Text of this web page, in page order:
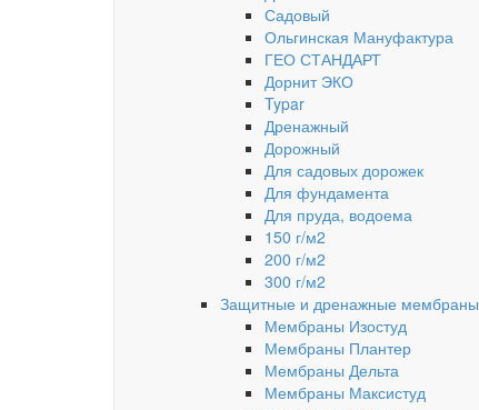
Садовый
Ольгинская Мануфактура
ГЕО СТАНДАРТ
Дорнит ЭКО
Typar
Дренажный
Дорожный
Для садовых дорожек
Для фундамента
Для пруда, водоема
150 г/м2
200 г/м2
300 г/м2
Защитные и дренажные мембраны
Мембраны Изостуд
Мембраны Плантер
Мембраны Дельта
Мембраны Максистуд